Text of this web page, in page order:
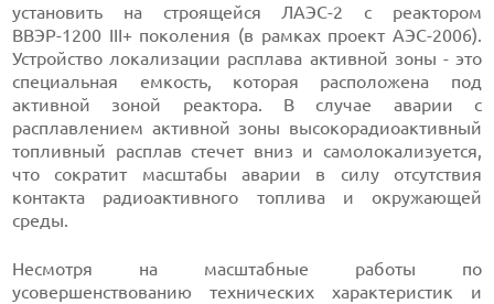
установить на строящейся ЛАЭС-2 с реактором
ВВЭР-1200 III+ поколения (в рамках проект АЭС-2006).
Устройство локализации расплава активной зоны - это
специальная емкость, которая расположена под
активной зоной реактора. В случае аварии с
расплавлением активной зоны высокорадиоактивный
топливный расплав стечет вниз и самолокализуется,
что сократит масштабы аварии в силу отсутствия
контакта радиоактивного топлива и окружающей
среды.
Несмотря на масштабные работы по
усовершенствованию технических характеристик и